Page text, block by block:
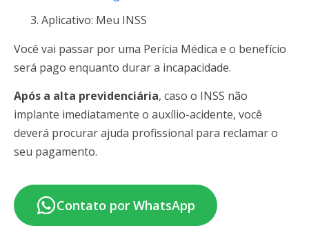
Aplicativo: Meu INSS
Você vai passar por uma Perícia Médica e o benefício
será pago enquanto durar a incapacidade.
Após a alta previdenciária, caso o INSS não
implante imediatamente o auxílio-acidente, você
deverá procurar ajuda profissional para reclamar o
seu pagamento.
Contato por WhatsApp